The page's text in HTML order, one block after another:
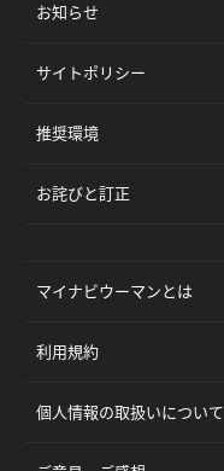
お知らせ
サイトポリシー
推奨環境
お詫びと訂正
マイナビウーマンとは
利用規約
個人情報の取扱いについて